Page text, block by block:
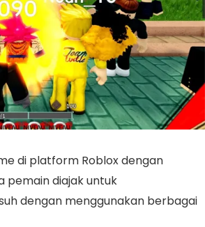
di platform Roblox dengan
pemain diajak untuk
dengan menggunakan berbagai